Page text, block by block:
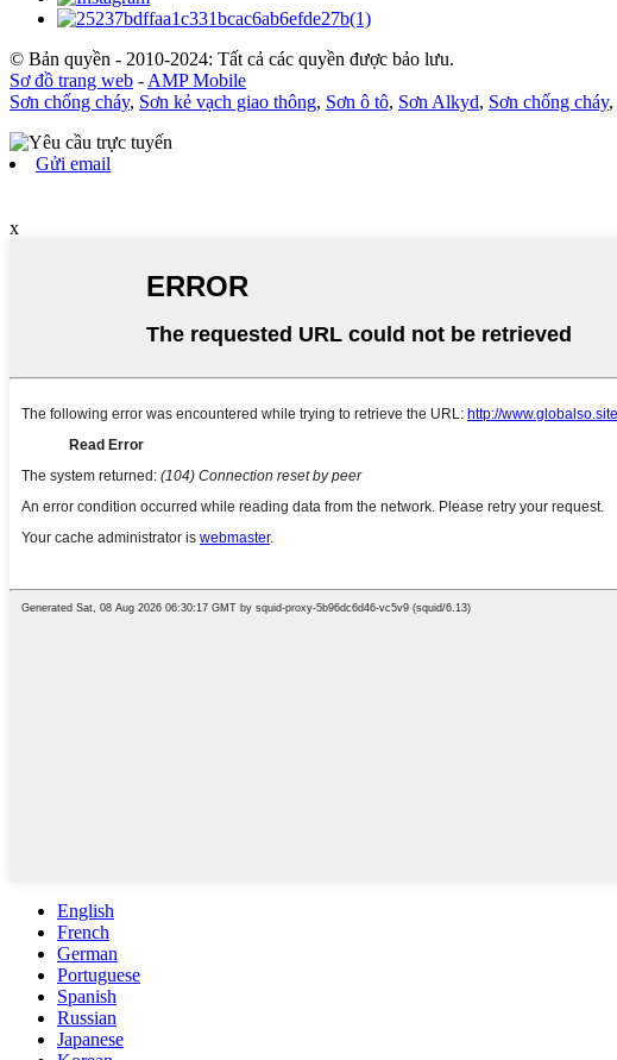
© Bản quyền - 2010-2024: Tất cả các quyền được bảo lưu.
Sơ đồ trang web - AMP Mobile
Sơn chống cháy, Sơn kẻ vạch giao thông, Sơn ô tô, Sơn Alkyd, Sơn chống cháy,
Gửi email
x
English
French
German
Portuguese
Spanish
Russian
Japanese